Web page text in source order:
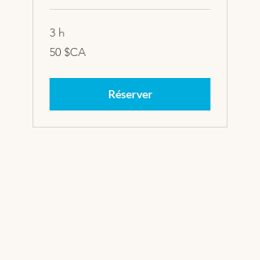
3 h
50
dollars
50 $CA
Réserver